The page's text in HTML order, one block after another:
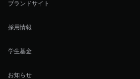
ブランドサイト
採用情報
学生基金
お知らせ